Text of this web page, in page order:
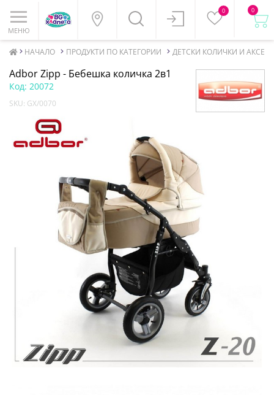
МЕНЮ
0 0
НАЧАЛО ПРОДУКТИ ПО КАТЕГОРИИ ДЕТСКИ КОЛИЧКИ И
Adbor Zipp - Бебешка количка 2в1
Код: 20072
SKU: GX/0070